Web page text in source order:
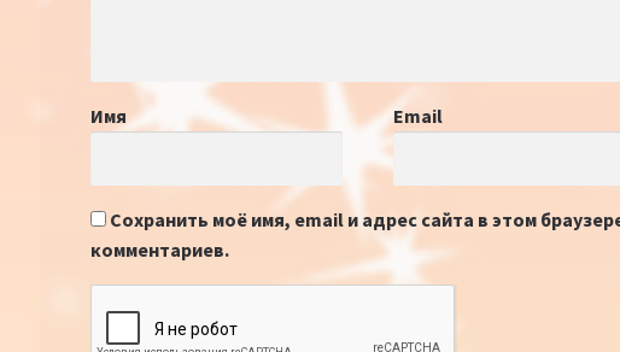
Имя Email
Сохранить моё имя, email и адрес сайта в этом
комментариев.